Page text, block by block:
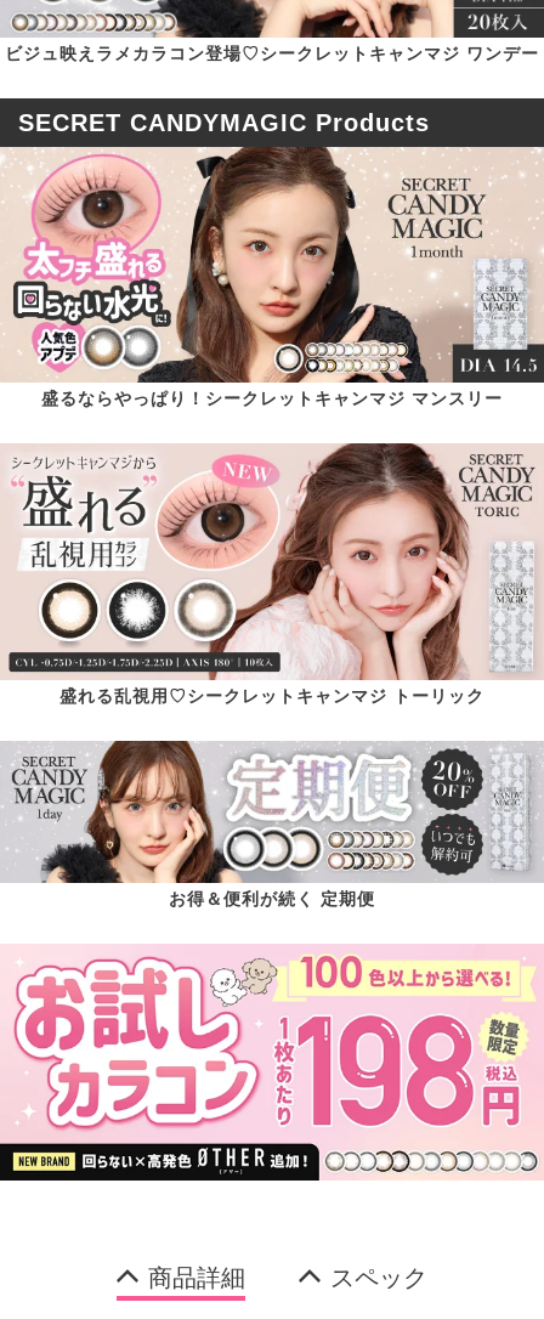
ビジュ映えラメカラコン登場♡シークレットキャンマジ ワンデー
SECRET CANDYMAGIC Products
盛るならやっぱり！シークレットキャンマジ マンスリー
盛れる乱視用♡シークレットキャンマジ トーリック
お得＆便利が続く 定期便
商品詳細 スペック